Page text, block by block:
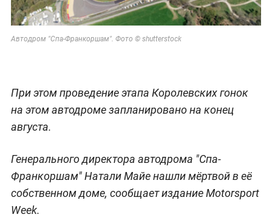
Автодром "Спа-Франкоршам". Фото © shutterstock
При этом проведение этапа Королевских гонок
на этом автодроме запланировано на конец
августа.
Генерального директора автодрома "Спа-
Франкоршам" Натали Майе нашли мёртвой в её
собственном доме, сообщает издание Motorsport
Week.